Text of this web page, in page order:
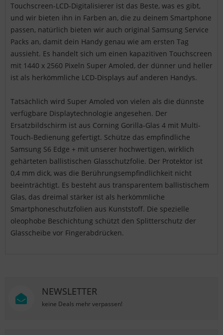
Touchscreen-LCD-Digitalisierer ist das Beste, was es gibt,
und wir bieten ihn in Farben an, die zu deinem Smartphone
passen, natürlich bieten wir auch original Samsung Service
Packs an, damit dein Handy genau wie am ersten Tag
aussieht. Es handelt sich um einen kapazitiven Touchscreen
mit 1440 x 2560 Pixeln Super Amoled, der dünner und heller
ist als herkömmliche LCD-Displays auf anderen Handys.
Tatsächlich wird Super Amoled von vielen als die dünnste
verfügbare Displaytechnologie angesehen. Der
Ersatzbildschirm ist aus Corning Gorilla-Glas 4 mit Multi-
Touch-Bedienung gefertigt. Schütze das empfindliche
Samsung S6 Edge + mit unserer hochwertigen, wirklich
gehärteten ballistischen Glasschutzfolie. Der Protektor ist
0,4 mm dick, was die Berührungsempfindlichkeit nicht
beeinträchtigt. Es besteht aus transparentem ballistischem
Glas, das dreimal stärker ist als herkömmliche
Smartphoneschutzfolien aus Kunststoff. Die spezielle
oleophobe Beschichtung schützt den Splitterschutz der
Glasscheibe vor Fingerabdrücken.
NEWSLETTER
keine Deals mehr verpassen!